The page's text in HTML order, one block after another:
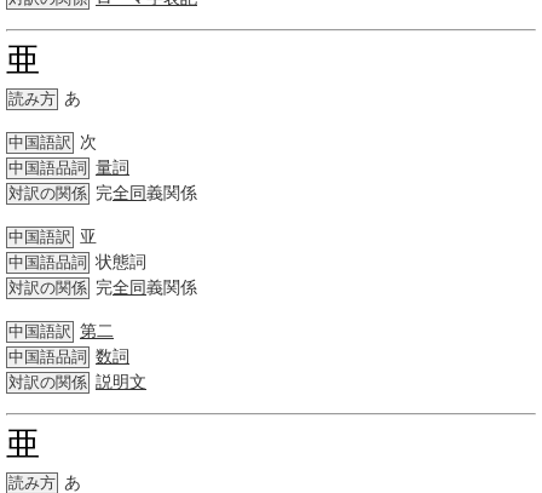
亜
読み方 あ
中国語訳 次
中国語品詞 量詞
対訳の関係 完全同義関係
中国語訳 亚
中国語品詞 状態詞
対訳の関係 完全同義関係
中国語訳 第二
中国語品詞 数詞
対訳の関係 説明文
亜
読み方 あ